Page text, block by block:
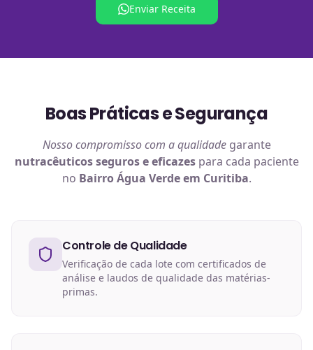
Enviar Receita
Boas Práticas e Segurança
Nosso compromisso com a qualidadegarante
nutracêuticosseguros e eficazespara cada paciente
no Bairro Água Verde em Curitiba.
Controle de Qualidade
Verificação de cada lote com certificados de
análise e laudos de qualidade das matérias-
primas.